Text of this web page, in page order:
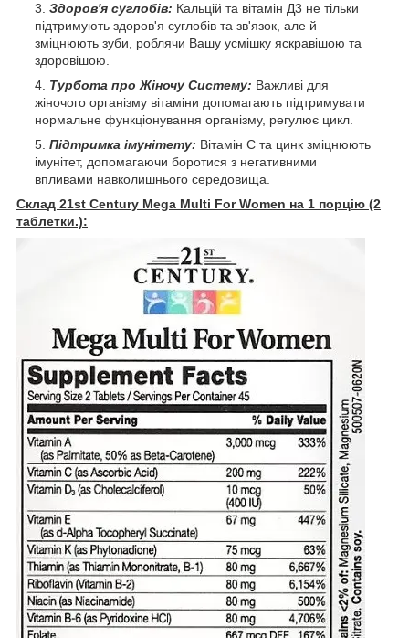
Здоров'я суглобів: Кальцій та вітамін Д3 не тільки
підтримують здоров'я суглобів та зв'язок, але й
зміцнюють зуби, роблячи Вашу усмішку яскравішою та
здоровішою.
Турбота про Жіночу Систему: Важливі для
жіночого організму вітаміни допомагають підтримувати
нормальне функціонування організму, регулює цикл.
Підтримка імунітету: Вітамін С та цинк зміцнюють
імунітет, допомагаючи боротися з негативними
впливами навколишнього середовища.
Склад 21st Century Mega Multi For Women на 1 порцію (2
таблетки.):